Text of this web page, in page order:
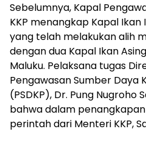
Sebelumnya, Kapal
KKP menangkap Kapal Ikan
yang telah melakukan alih
dengan dua Kapal Ikan
Maluku. Pelaksana tugas
Pengawasan Sumber Daya
(PSDKP), Dr. Pung Nugroho
bahwa dalam
perintah dari Menteri KKP,